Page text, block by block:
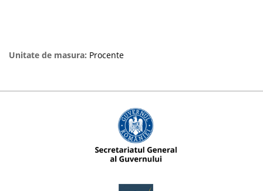
Unitate de masura: Procente